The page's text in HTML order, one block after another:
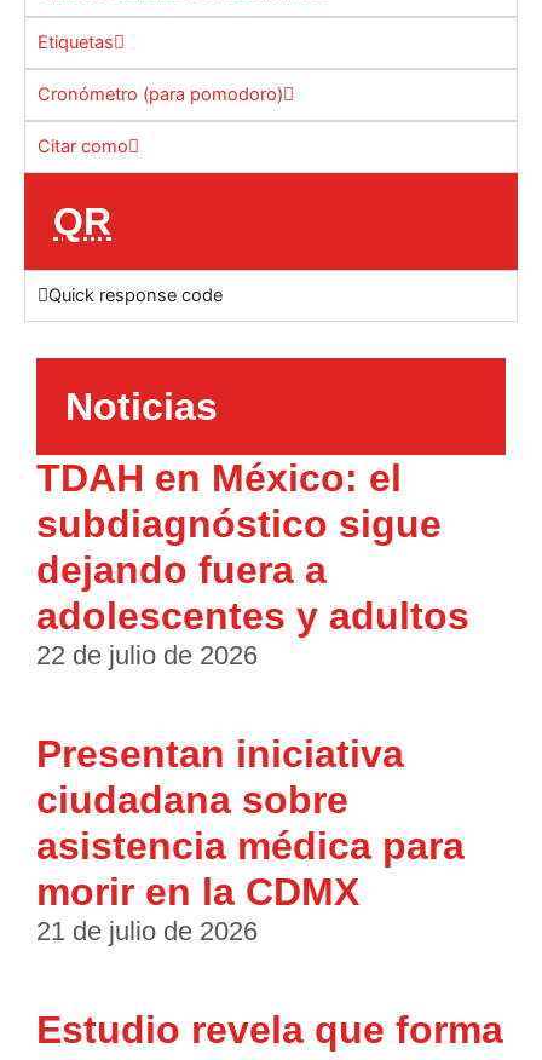
Etiquetas
Cronómetro (para pomodoro)
Citar como
QR
Quick response code
Noticias
TDAH en México: el
subdiagnóstico sigue
dejando fuera a
adolescentes y adultos
22 de julio de 2026
Presentan iniciativa
ciudadana sobre
asistencia médica para
morir en la CDMX
21 de julio de 2026
Estudio revela que forma